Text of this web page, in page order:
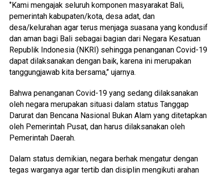
‘’Kami mengajak seluruh komponen masyarakat Bali,
pemerintah kabupaten/kota, desa adat, dan
desa/kelurahan agar terus menjaga suasana yang kondusif
dan aman bagi Bali sebagai bagian dari Negara Kesatuan
Republik Indonesia (NKRI) sehingga penanganan Covid-19
dapat dilaksanakan dengan baik, karena ini merupakan
tanggungjawab kita bersama,’’ ujarnya.
Bahwa penanganan Covid-19 yang sedang dilaksanakan
oleh negara merupakan situasi dalam status Tanggap
Darurat dan Bencana Nasional Bukan Alam yang ditetapkan
oleh Pemerintah Pusat, dan harus dilaksanakan oleh
Pemerintah Daerah.
Dalam status demikian, negara berhak mengatur dengan
tegas warganya agar tertib dan disiplin mengikuti arahan